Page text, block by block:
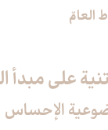
العامّ
على مبدأ